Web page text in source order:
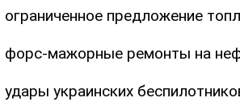
ограниченное предложение
форс-мажорные ремонты на
удары украинских